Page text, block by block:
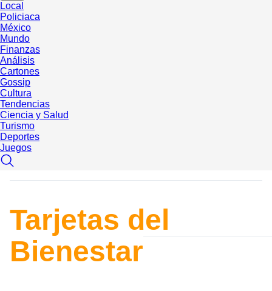
Local
Policiaca
México
Mundo
Finanzas
Análisis
Cartones
Gossip
Cultura
Tendencias
Ciencia y Salud
Turismo
Deportes
Juegos
Tarjetas del
Bienestar